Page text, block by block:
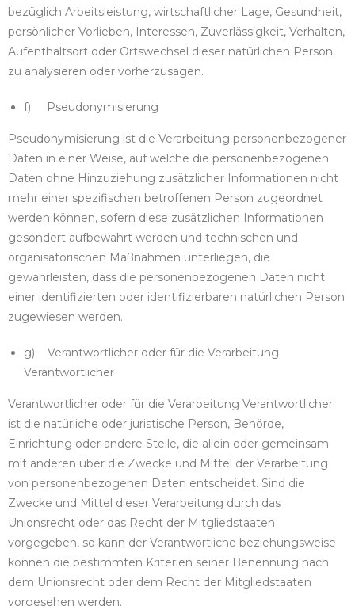
bezüglich Arbeitsleistung, wirtschaftlicher Lage, Gesundheit,
persönlicher Vorlieben, Interessen, Zuverlässigkeit, Verhalten,
Aufenthaltsort oder Ortswechsel dieser natürlichen Person
zu analysieren oder vorherzusagen.
f) Pseudonymisierung
Pseudonymisierung ist die Verarbeitung personenbezogener
Daten in einer Weise, auf welche die personenbezogenen
Daten ohne Hinzuziehung zusätzlicher Informationen nicht
mehr einer spezifischen betroffenen Person zugeordnet
werden können, sofern diese zusätzlichen Informationen
gesondert aufbewahrt werden und technischen und
organisatorischen Maßnahmen unterliegen, die
gewährleisten, dass die personenbezogenen Daten nicht
einer identifizierten oder identifizierbaren natürlichen Person
zugewiesen werden.
g) Verantwortlicher oder für die Verarbeitung
Verantwortlicher
Verantwortlicher oder für die Verarbeitung Verantwortlicher
ist die natürliche oder juristische Person, Behörde,
Einrichtung oder andere Stelle, die allein oder gemeinsam
mit anderen über die Zwecke und Mittel der Verarbeitung
von personenbezogenen Daten entscheidet. Sind die
Zwecke und Mittel dieser Verarbeitung durch das
Unionsrecht oder das Recht der Mitgliedstaaten
vorgegeben, so kann der Verantwortliche beziehungsweise
können die bestimmten Kriterien seiner Benennung nach
dem Unionsrecht oder dem Recht der Mitgliedstaaten
vorgesehen werden.